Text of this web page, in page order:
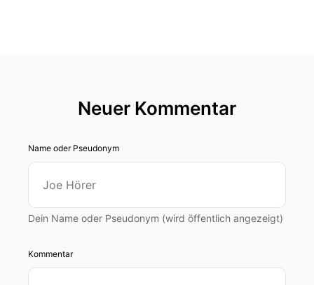
Neuer Kommentar
Name oder Pseudonym
Dein Name oder Pseudonym (wird öffentlich angezeigt)
Kommentar